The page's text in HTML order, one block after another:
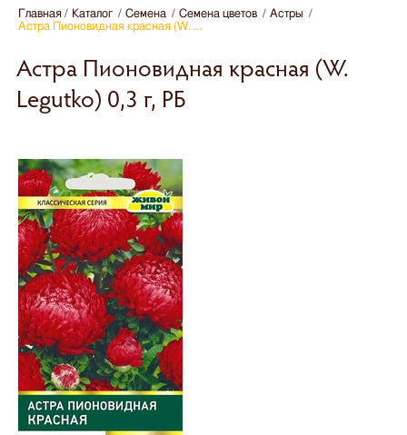
Главная Каталог Семена Семена цветов
Астры
Астра Пионовидная красная (W. ...
Астра Пионовидная красная (W.
Legutko) 0,3 г, РБ